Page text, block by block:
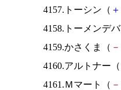
4157.トーシン（ ＋
4158.トーメンデ
4159.かさくま（ －
4160.アルトナー（
4161.Ｍマート（ －